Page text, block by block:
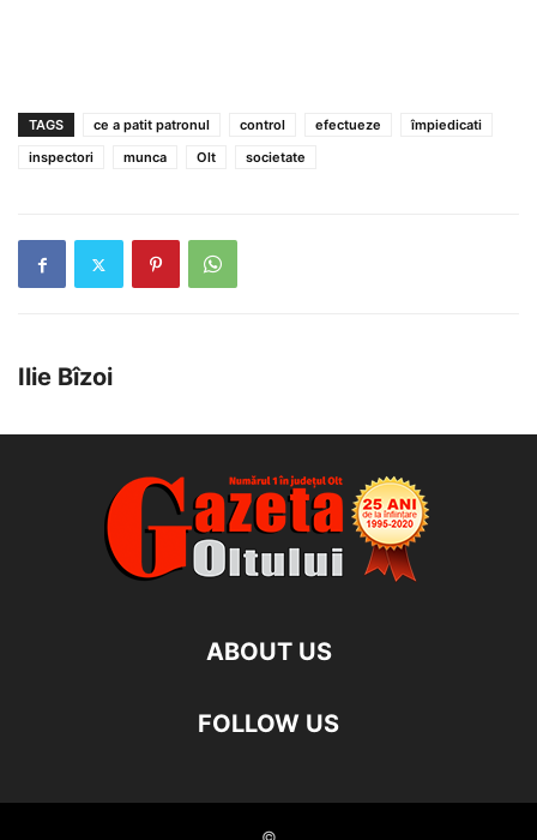
TAGS ce a patit patronul control efectueze
împiedicati
inspectori
munca Olt societate
Ilie Bîzoi
ABOUT US
FOLLOW US